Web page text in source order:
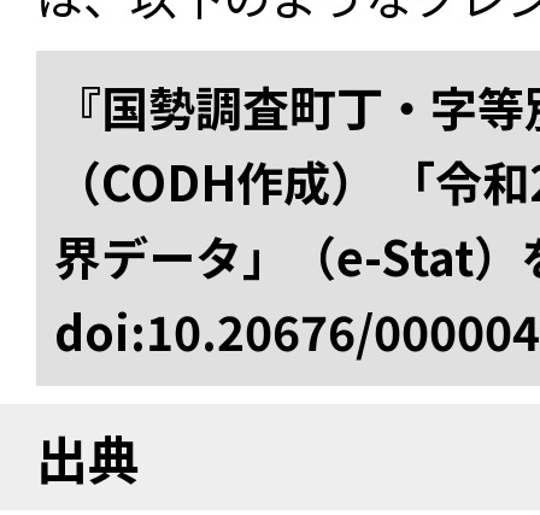
『国勢調査町丁・字
（CODH作成） 「令
界データ」（e-Stat）
doi:10.20676/
出典